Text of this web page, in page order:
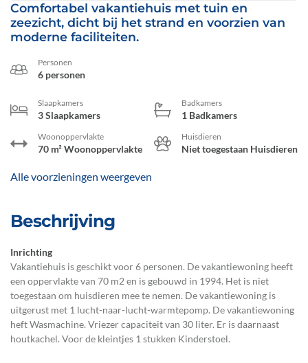
Comfortabel vakantiehuis met tuin en
zeezicht, dicht bij het strand en voorzien van
moderne faciliteiten.
Personen
6 personen
Slaapkamers
3 Slaapkamers
Badkamers
1 Badkamers
Woonoppervlakte
70 m² Woonoppervlakte
Huisdieren
Niet toegestaan Huisdieren
Alle voorzieningen weergeven
Beschrijving
Inrichting
Vakantiehuis is geschikt voor 6 personen. De vakantiewoning heeft
een oppervlakte van 70 m2 en is gebouwd in 1994. Het is niet
toegestaan om huisdieren mee te nemen. De vakantiewoning is
uitgerust met 1 lucht-naar-lucht-warmtepomp. De vakantiewoning
heft Wasmachine. Vriezer capaciteit van 30 liter. Er is daarnaast
houtkachel. Voor de kleintjes 1 stukken Kinderstoel.